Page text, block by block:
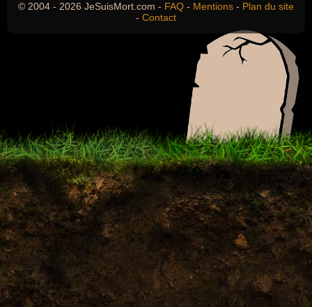
© 2004 - 2026 JeSuisMort.com - FAQ - Mentions - Plan du site
- Contact